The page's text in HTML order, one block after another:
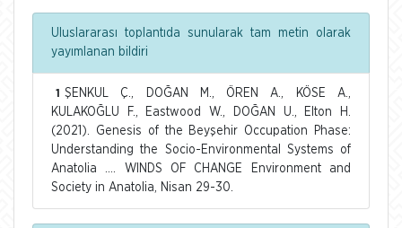
Uluslararası toplantıda sunularak tam metin olarak
yayımlanan bildiri
1
ŞENKUL Ç., DOĞAN M., ÖREN A., KÖSE A.,
KULAKOĞLU F., Eastwood W., DOĞAN U., Elton H.
(2021). Genesis of the Beyşehir Occupation Phase:
Understanding the Socio-Environmental Systems of
Anatolia …. WINDS OF CHANGE Environment and
Society in Anatolia, Nisan 29-30.